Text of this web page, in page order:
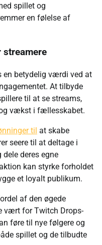
spillet og
en følelse af
en betydelig værdi ved at
At tilbyde
til at se streams,
vækst i fællesskabet.
til at skabe
seere til at deltage i
deres egne
kan styrke forholdet
et loyalt publikum.
af den øgede
vært for Twitch Drops-
føre til nye følgere og
spillet og de tilbudte